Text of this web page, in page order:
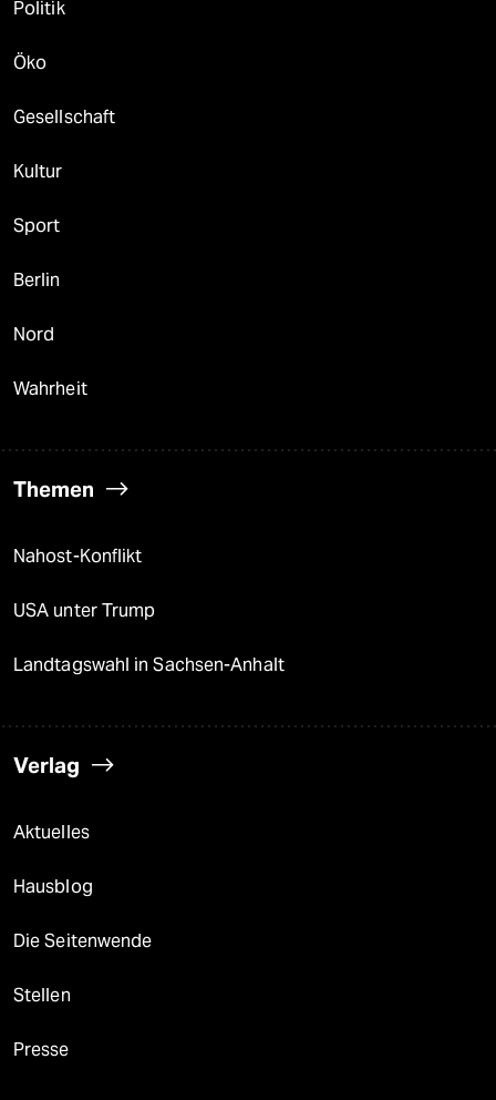
Politik
Öko
Gesellschaft
Kultur
Sport
Berlin
Nord
Wahrheit
Themen
Nahost-Konflikt
USA unter Trump
Landtagswahl in Sachsen-Anhalt
Verlag
Aktuelles
Hausblog
Die Seitenwende
Stellen
Presse